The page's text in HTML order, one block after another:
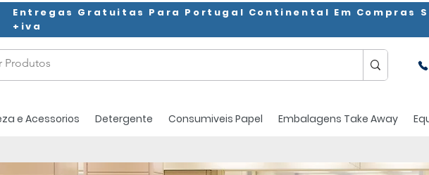
Entregas Gratuitas Para Portugal Continental Em Compras
+iva
e Acessorios Detergente Consumiveis Papel Embalagens Take Away